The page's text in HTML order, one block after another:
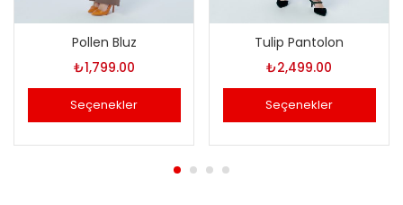
Pollen Bluz
₺1,799.00
Seçenekler
Tulip Pantolon
₺2,499.00
Seçenekler